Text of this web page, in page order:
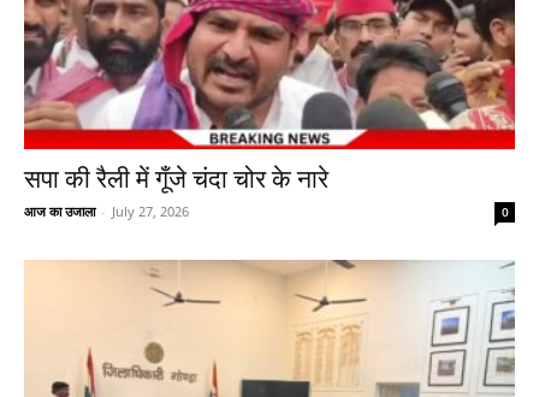
सपा की रैली में गूँजे चंदा चोर के नारे
आज का उजाला - July 27, 2026 0